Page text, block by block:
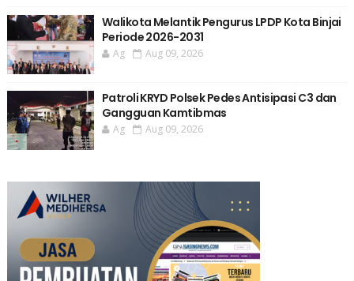
Walikota Melantik Pengurus LPDP Kota Binjai
Periode 2026-2031
Ag Aug 09, 2026
Patroli KRYD Polsek Pedes Antisipasi C3 dan
Gangguan Kamtibmas
Ag Aug 09, 2026